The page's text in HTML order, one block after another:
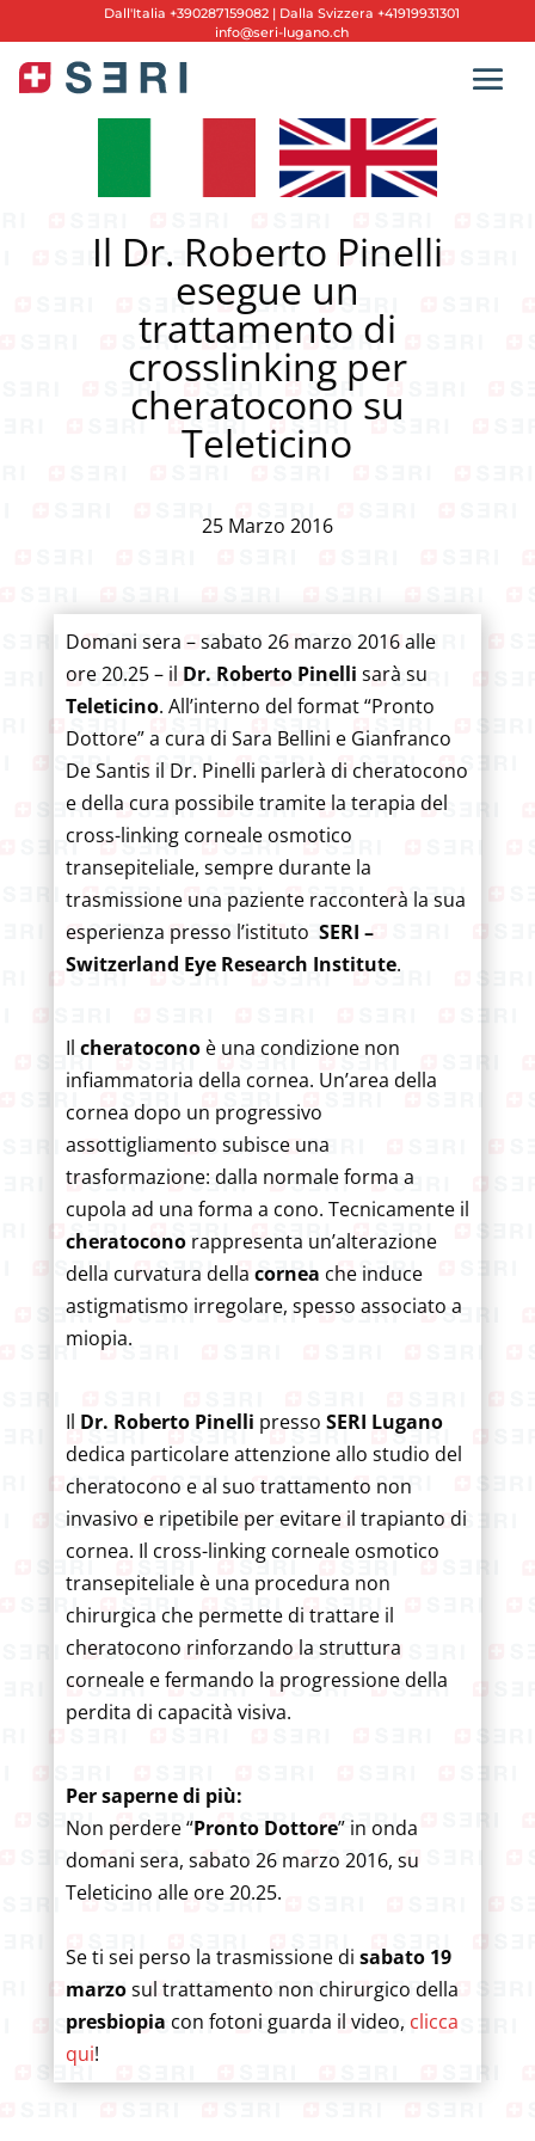
Dall'Italia +390287159082 | Dalla Svizzera +41919931301
info@seri-lugano.ch
Il Dr. Roberto Pinelli
esegue un
trattamento di
crosslinking per
cheratocono su
Teleticino
25 Marzo 2016
Domani sera – sabato 26 marzo 2016 alle
ore 20.25 – il Dr. Roberto Pinelli sarà su
Teleticino. All’interno del format “Pronto
Dottore” a cura di Sara Bellini e Gianfranco
De Santis il Dr. Pinelli parlerà di cheratocono
e della cura possibile tramite la terapia del
cross-linking corneale osmotico
transepiteliale, sempre durante la
trasmissione una paziente racconterà la sua
esperienza presso l’istituto SERI –
Switzerland Eye Research Institute.
Il cheratoconoè una condizione non
infiammatoria della cornea. Un’area della
cornea dopo un progressivo
assottigliamento subisce una
trasformazione: dalla normale forma a
cupola ad una forma a cono. Tecnicamente il
cheratoconorappresenta un’alterazione
della curvatura della cornea che induce
astigmatismo irregolare, spesso associato a
miopia.
Il Dr. Roberto Pinelli presso SERI Lugano
dedica particolare attenzione allo studio del
cheratocono e al suo trattamento non
invasivo e ripetibile per evitare il trapianto di
cornea. Il cross-linking corneale osmotico
transepiteliale è una procedura non
chirurgica che permette di trattare il
cheratocono rinforzando la struttura
corneale e fermando la progressione della
perdita di capacità visiva.
Per saperne di più:
Non perdere “Pronto Dottore” in onda
domani sera, sabato 26 marzo 2016, su
Teleticino alle ore 20.25.
Se ti sei perso la trasmissione di sabato 19
marzosul trattamento non chirurgico della
presbiopia con fotoni guarda il video, clicca
qui!